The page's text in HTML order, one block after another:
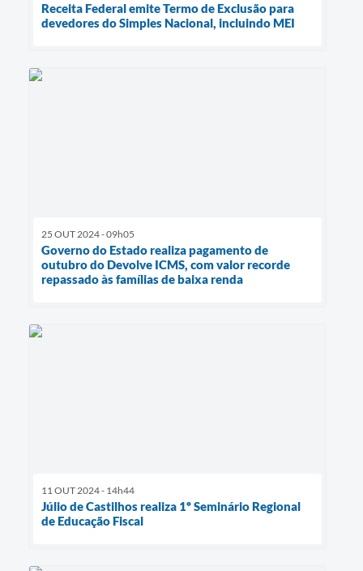
Receita Federal emite Termo de Exclusão para
devedores do Simples Nacional, incluindo MEI
25 OUT 2024 - 09h05
Governo do Estado realiza pagamento de
outubro do Devolve ICMS, com valor recorde
repassado às famílias de baixa renda
11 OUT 2024 - 14h44
Júlio de Castilhos realiza 1º Seminário Regional
de Educação Fiscal